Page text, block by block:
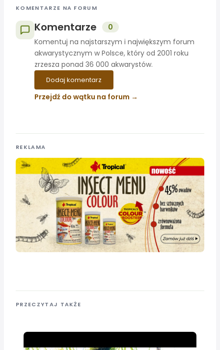
KOMENTARZE NA FORUM
Komentarze
0
Komentuj na najstarszym i największym forum
akwarystycznym w Polsce, który od 2001 roku
zrzesza ponad 36 000 akwarystów.
Dodaj komentarz
Przejdź do wątku na forum
REKLAMA
PRZECZYTAJ TAKŻE